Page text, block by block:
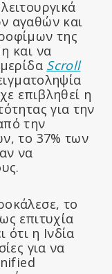
αγαθών και
της
και να
Scroll
επιβληθεί η
για την
την
το 37% των
να
το
επιτυχία
ότι η Ινδία
για να